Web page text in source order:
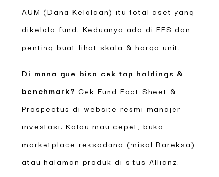
AUM (Dana Kelolaan) itu total aset yang
dikelola fund. Keduanya ada di FFS dan
penting buat lihat skala & harga unit.
Di mana gue bisa cek top holdings &
benchmark? Cek Fund Fact Sheet &
Prospectus di website resmi manajer
investasi. Kalau mau cepet, buka
marketplace reksadana (misal Bareksa)
atau halaman produk di situs Allianz.